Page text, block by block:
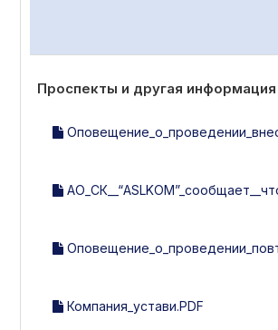
Проспекты и другая информация
Компания_устави.PDF